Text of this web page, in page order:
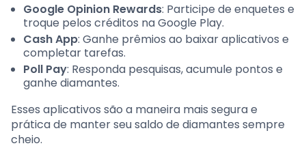
Google Opinion Rewards: Participe de enquetes e
troque pelos créditos na Google Play.
Cash App: Ganhe prêmios ao baixar aplicativos e
completar tarefas.
Poll Pay: Responda pesquisas, acumule pontos e
ganhe diamantes.
Esses aplicativos são a maneira mais segura e
prática de manter seu saldo de diamantes sempre
cheio.